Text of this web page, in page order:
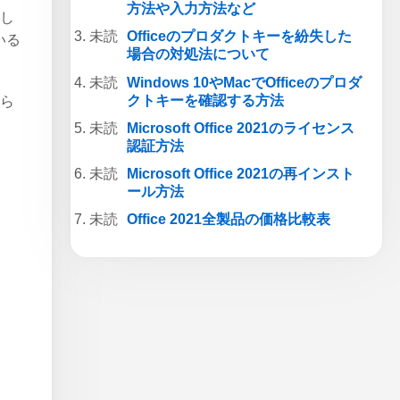
る
方法や入力方法など
Officeのプロダクトキーを紛失した
場合の対処法について
Windows 10やMacでOfficeのプロダ
クトキーを確認する方法
Microsoft Office 2021のライセンス
認証方法
Microsoft Office 2021の再インスト
ール方法
Office 2021全製品の価格比較表